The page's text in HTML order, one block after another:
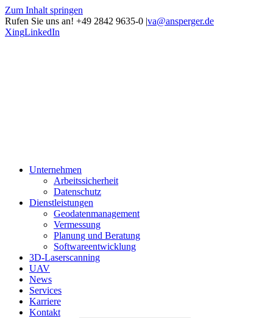
Zum Inhalt springen
Rufen Sie uns an! +49 2842 9635-0 |va@ansperger.de
XingLinkedIn
Unternehmen
Arbeitssicherheit
Datenschutz
Dienstleistungen
Geodatenmanagement
Vermessung
Planung und Beratung
Softwareentwicklung
3D-Laserscanning
UAV
News
Services
Karriere
Kontakt